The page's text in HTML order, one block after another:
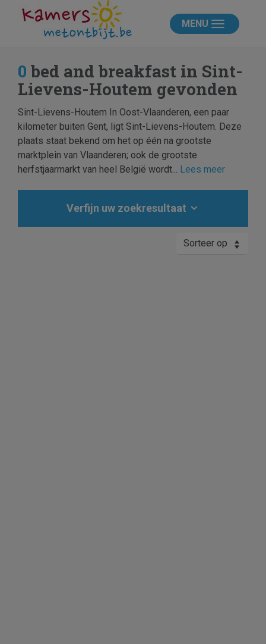
MENU
0 bed and breakfast in Sint-
Lievens-Houtem gevonden
Sint-Lievens-Houtem In Oost-Vlaanderen, een paar
kilometer buiten Gent, ligt Sint-Lievens-Houtem. Deze
plaats staat bekend om het op één na grootste
marktplein van Vlaanderen; ook de grootste
herfstjaarmarkt van heel België wordt... Lees meer
Verfijn uw zoekresultaat
Sorteer op